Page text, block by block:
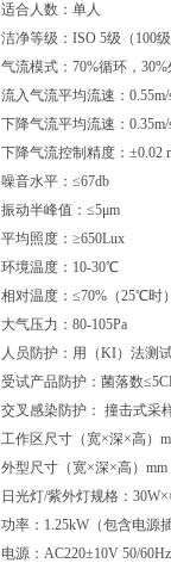
适合人数：单人
洁净等级：ISO 5级（100
气流模式：70%循环，30%
流入气流平均流速：0.55m/
下降气流平均流速：0.35m/
下降气流控制精度：±0.02
噪音水平：≤67db
振动半峰值：≤5μm
平均照度：≥650Lux
环境温度：10-30℃
相对温度：≤70%（25℃时
大气压力：80-105Pa
人员防护：用（KI）法测
受试产品防护：菌落数
交叉感染防护： 撞击式采
工作区尺寸（宽×深×高）
外型尺寸（宽×深×高）mm
日光灯/紫外灯规格：
功率：1.25kW（包含电源
电源：AC220±10V 50/60Hz